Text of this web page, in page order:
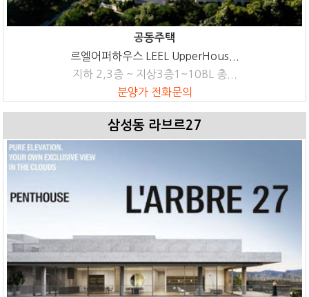
공동주택
르엘어퍼하우스 LEEL UpperHous...
지하 2,3층 ~ 지상3층1~10BL 총...
분양가 전화문의
삼성동 라브르27